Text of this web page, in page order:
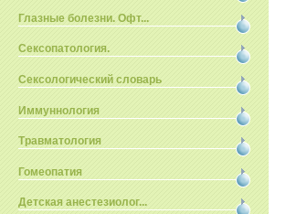
Глазные болезни. Офт...
Сексопатология.
Сексологический словарь
Иммуннология
Травматология
Гомеопатия
Детская анестезиолог...